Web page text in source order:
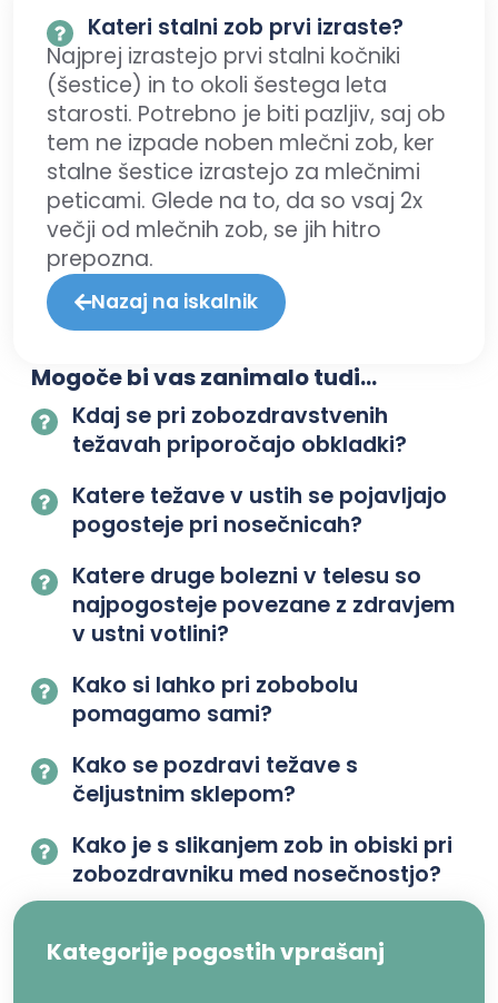
Kateri stalni zob prvi izraste?
Najprej izrastejo prvi stalni kočniki
(šestice) in to okoli šestega leta
starosti. Potrebno je biti pazljiv, saj ob
tem ne izpade noben mlečni zob, ker
stalne šestice izrastejo za mlečnimi
peticami. Glede na to, da so vsaj 2x
večji od mlečnih zob, se jih hitro
prepozna.
Nazaj na iskalnik
Mogoče bi vas zanimalo tudi...
Kdaj se pri zobozdravstvenih
težavah priporočajo obkladki?
Katere težave v ustih se pojavljajo
pogosteje pri nosečnicah?
Katere druge bolezni v telesu so
najpogosteje povezane z zdravjem
v ustni votlini?
Kako si lahko pri zobobolu
pomagamo sami?
Kako se pozdravi težave s
čeljustnim sklepom?
Kako je s slikanjem zob in obiski pri
zobozdravniku med nosečnostjo?
Kategorije pogostih vprašanj